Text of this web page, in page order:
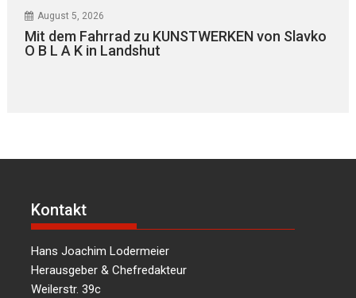
August 5, 2026
Mit dem Fahrrad zu KUNSTWERKEN von Slavko
O B L A K in Landshut
Kontakt
Hans Joachim Lodermeier
Herausgeber & Chefredakteur
Weilerstr. 39c